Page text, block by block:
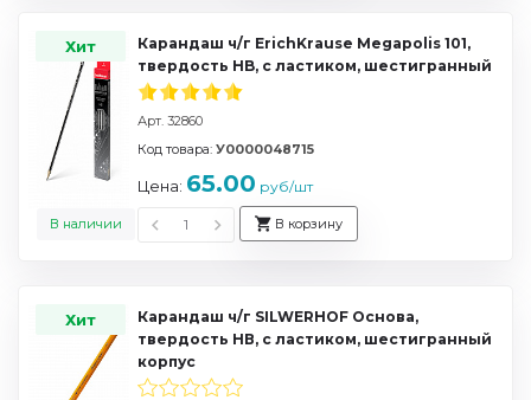
Хит
Карандаш ч/г ErichKrause Megapolis 101,
твердость HB, с ластиком, шестигранный
Арт. 32860
В наличии
Код товара: У0000048715
Цена: 65.00 руб/шт
В корзину
Хит
Карандаш ч/г SILWERHOF Основа,
твердость НВ, с ластиком, шестигранный
корпус